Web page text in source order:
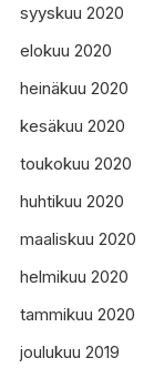
syyskuu 2020
elokuu 2020
heinäkuu 2020
kesäkuu 2020
toukokuu 2020
huhtikuu 2020
maaliskuu 2020
helmikuu 2020
tammikuu 2020
joulukuu 2019